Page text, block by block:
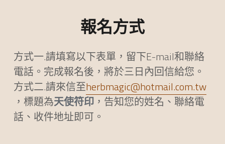
報名方式
方式一.請填寫以下表單，留下E-mail和聯絡
電話。完成報名後，將於三日內回信給您。
方式二.請來信至herbmagic@hotmail.com.tw
，標題為天使符印，告知您的姓名、聯絡電
話、收件地址即可。